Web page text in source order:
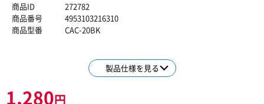
商品ID
272782
商品番号
4953103216310
商品型番
CAC-20BK
製品仕様を見る
1,280円